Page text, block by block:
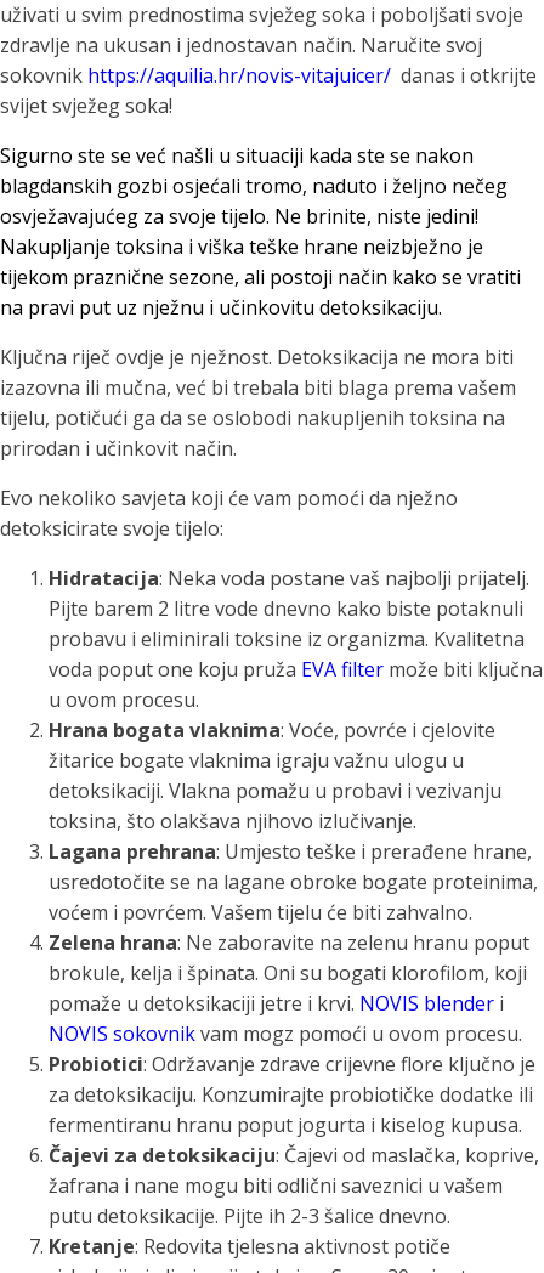
uživati u svim prednostima svježeg soka i poboljšati svoje
zdravlje na ukusan i jednostavan način. Naručite svoj
sokovnik https://aquilia.hr/novis-vitajuicer/ danas i otkrijte
svijet svježeg soka!
Sigurno ste se već našli u situaciji kada ste se nakon
blagdanskih gozbi osjećali tromo, naduto i željno nečeg
osvježavajućeg za svoje tijelo. Ne brinite, niste jedini!
Nakupljanje toksina i viška teške hrane neizbježno je
tijekom praznične sezone, ali postoji način kako se vratiti
na pravi put uz nježnu i učinkovitu detoksikaciju.
Ključna riječ ovdje je nježnost. Detoksikacija ne mora biti
izazovna ili mučna, već bi trebala biti blaga prema vašem
tijelu, potičući ga da se oslobodi nakupljenih toksina na
prirodan i učinkovit način.
Evo nekoliko savjeta koji će vam pomoći da nježno
detoksicirate svoje tijelo:
Hidratacija: Neka voda postane vaš najbolji prijatelj.
Pijte barem 2 litre vode dnevno kako biste potaknuli
probavu i eliminirali toksine iz organizma. Kvalitetna
voda poput one koju pruža EVA filter može biti ključna
u ovom procesu.
Hrana bogata vlaknima: Voće, povrće i cjelovite
žitarice bogate vlaknima igraju važnu ulogu u
detoksikaciji. Vlakna pomažu u probavi i vezivanju
toksina, što olakšava njihovo izlučivanje.
Lagana prehrana: Umjesto teške i prerađene hrane,
usredotočite se na lagane obroke bogate proteinima,
voćem i povrćem. Vašem tijelu će biti zahvalno.
Zelena hrana: Ne zaboravite na zelenu hranu poput
brokule, kelja i špinata. Oni su bogati klorofilom, koji
pomaže u detoksikaciji jetre i krvi. NOVIS blender i
NOVIS sokovnikvam mogz pomoći u ovom procesu.
Probiotici: Održavanje zdrave crijevne flore ključno je
za detoksikaciju. Konzumirajte probiotičke dodatke ili
fermentiranu hranu poput jogurta i kiselog kupusa.
Čajevi za detoksikaciju: Čajevi od maslačka, koprive,
žafrana i nane mogu biti odlični saveznici u vašem
putu detoksikacije. Pijte ih 2-3 šalice dnevno.
Kretanje: Redovita tjelesna aktivnost potiče